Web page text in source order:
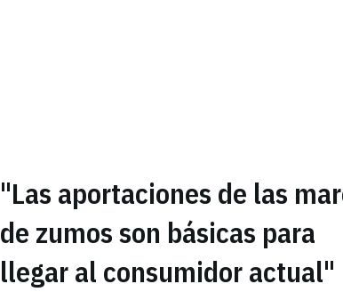
"Las aportaciones de las
de zumos son básicas para
llegar al consumidor actual"